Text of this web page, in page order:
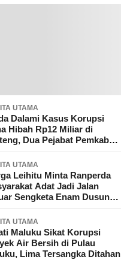
UTAMA
Dalami Kasus Korupsi
Hibah Rp12 Miliar di
Dua Pejabat Pemkab
UTAMA
Leihitu Minta Ranperda
Adat Jadi Jalan
Sengketa Enam Dusun
Sial
UTAMA
Maluku Sikat Korupsi
Air Bersih di Pulau
Lima Tersangka Ditahan